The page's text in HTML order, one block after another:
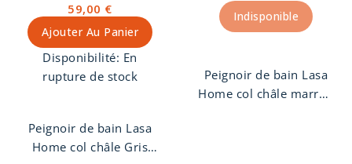
59,00 €
Ajouter Au Panier
Disponibilité: En
rupture de stock
Peignoir de bain Lasa
Home col châle Gris
Indisponible
Peignoir de bain Lasa
Home col châle marron